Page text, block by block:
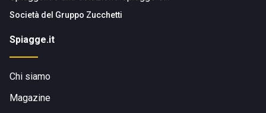
Società del Gruppo Zucchetti
Spiagge.it
Chi siamo
Magazine